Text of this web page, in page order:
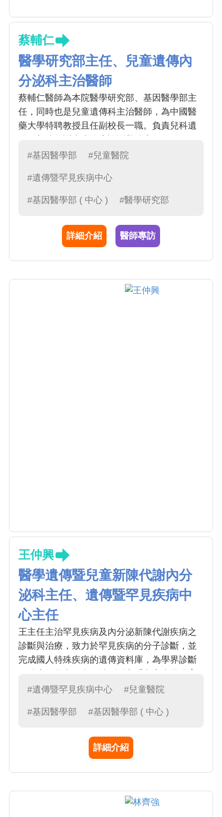
蔡輔仁
醫學研究部主任、兒童遺傳內
分泌科主治醫師
蔡輔仁醫師為本院醫學研究部、基因醫學部主
任，同時也是兒童遺傳科主治醫師，為中國醫
藥大學特聘教授且任副校長一職。負責兒科遺
#基因醫學部
#兒童醫院
#遺傳暨罕見疾病中心
#基因醫學部 ( 中心 ) #醫學研究部
詳細介紹 醫師專訪
王仲興
醫學遺傳暨兒童新陳代謝內分
泌科主任、遺傳暨罕見疾病中
心主任
王主任主治罕見疾病及內分泌新陳代謝疾病之
診斷與治療，致力於罕見疾病的分子診斷，並
完成國人特殊疾病的遺傳資料庫，為學界診斷
中西醫聯合門診」為性早熟的孩子提供AI骨齡
療。
#遺傳暨罕見疾病中心 #兒童醫院
#基因醫學部 #基因醫學部 ( 中心 )
詳細介紹